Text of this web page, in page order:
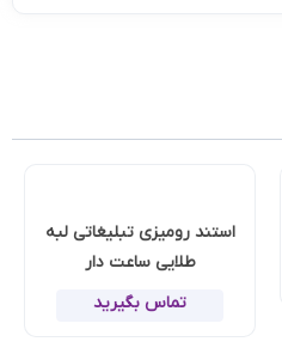
استند رومیزی تبلیغاتی لبه
طلایی ساعت دار
تماس بگیرید